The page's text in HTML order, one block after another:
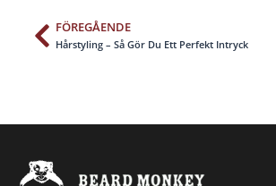
Föregående
FÖREGÅENDE
Hårstyling – Så Gör Du Ett Perfekt Intryck